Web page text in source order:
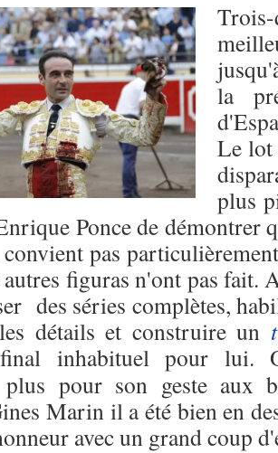
la
Le
plus
Ponce de démontrer
pas
autres figuras n'ont pas fait.
des séries complètes,
détails et construire un
final inhabituel pour lui.
plus pour son geste aux
Marin il a été bien en
avec un grand coup